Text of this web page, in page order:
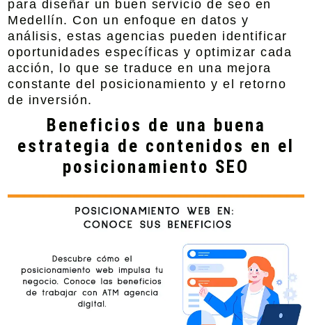
para diseñar un buen servicio de seo en
Medellín. Con un enfoque en datos y
análisis, estas agencias pueden identificar
oportunidades específicas y optimizar cada
acción, lo que se traduce en una mejora
constante del posicionamiento y el retorno
de inversión.
Beneficios de una buena
estrategia de contenidos en el
posicionamiento SEO